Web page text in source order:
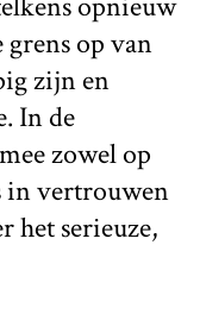
op van
zijn en
In de
zowel op
in vertrouwen
het serieuze,